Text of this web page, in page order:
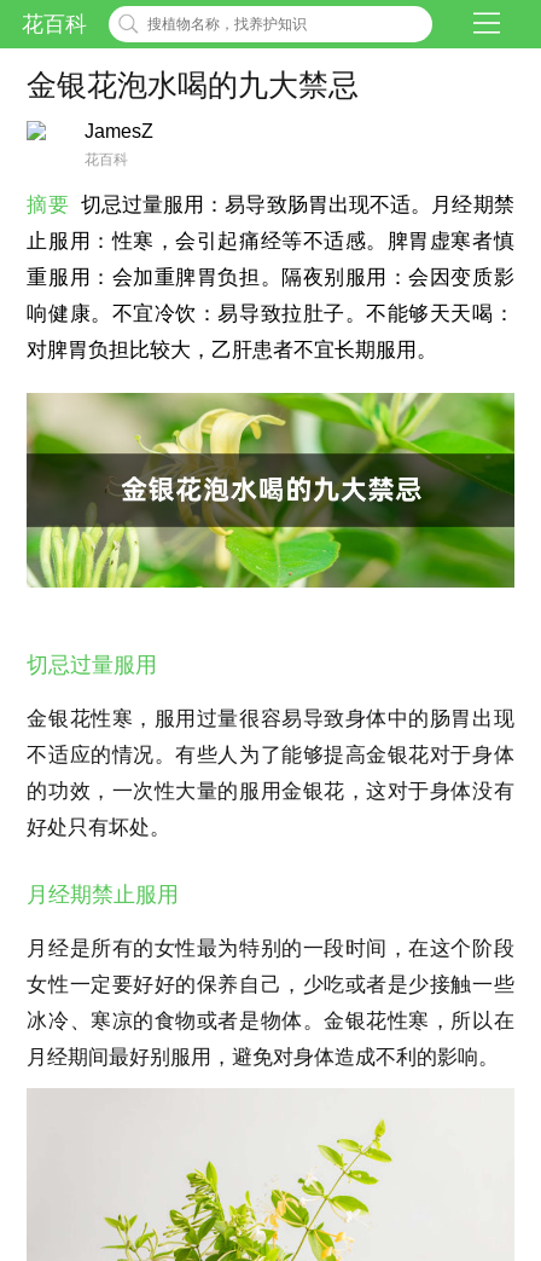
花百科
金银花泡水喝的九大禁忌
JamesZ
花百科
摘要 切忌过量服用：易导致肠胃出现不适。月经期禁
止服用：性寒，会引起痛经等不适感。脾胃虚寒者慎
重服用：会加重脾胃负担。隔夜别服用：会因变质影
响健康。不宜冷饮：易导致拉肚子。不能够天天喝：
对脾胃负担比较大，乙肝患者不宜长期服用。
切忌过量服用
金银花性寒，服用过量很容易导致身体中的肠胃出现
不适应的情况。有些人为了能够提高金银花对于身体
的功效，一次性大量的服用金银花，这对于身体没有
好处只有坏处。
月经期禁止服用
月经是所有的女性最为特别的一段时间，在这个阶段
女性一定要好好的保养自己，少吃或者是少接触一些
冰冷、寒凉的食物或者是物体。金银花性寒，所以在
月经期间最好别服用，避免对身体造成不利的影响。